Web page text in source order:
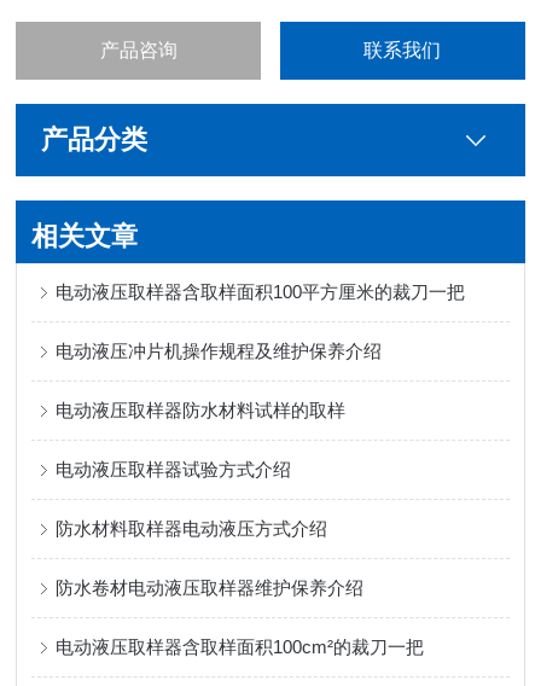
产品咨询 联系我们
产品分类
相关文章
电动液压取样器含取样面积100平方厘米的裁刀一把
电动液压冲片机操作规程及维护保养介绍
电动液压取样器防水材料试样的取样
电动液压取样器试验方式介绍
防水材料取样器电动液压方式介绍
防水卷材电动液压取样器维护保养介绍
电动液压取样器含取样面积100cm²的裁刀一把